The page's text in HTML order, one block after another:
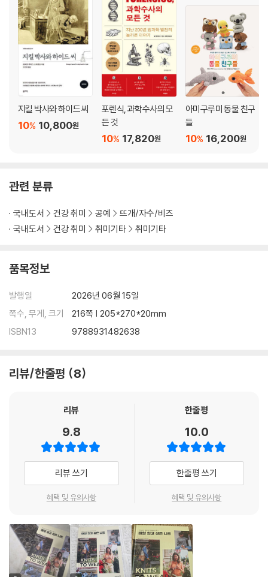
지킬 박사와 하이드 씨
10,800원
10%
포렌식, 과학수사의 모
든 것
17,820원
10%
아미구루미 동물 친구
들
16,200원
10%
관련 분류
국내도서 건강 취미 공예
뜨개/자수/비즈
국내도서
건강 취미 취미기타 취미기타
품목정보
발행일
2026년 06월 15일
쪽수, 무게, 크기
216쪽 | 205*270*20mm
ISBN13
9788931482638
리뷰/한줄평 8
리뷰
9.8
리뷰 쓰기
혜택 및 유의사항
한줄평
10.0
한줄평 쓰기
혜택 및 유의사항